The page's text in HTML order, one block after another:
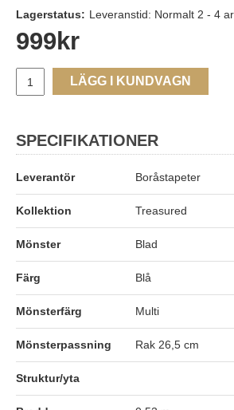
Lagerstatus: Leveranstid: Normalt 2 - 4
999 kr
LÄGG I KUNDVAGN
SPECIFIKATIONER
Leverantör Boråstapeter
Kollektion Treasured
Mönster Blad
Färg Blå
Mönsterfärg Multi
Mönsterpassning Rak 26,5 cm
Struktur/yta